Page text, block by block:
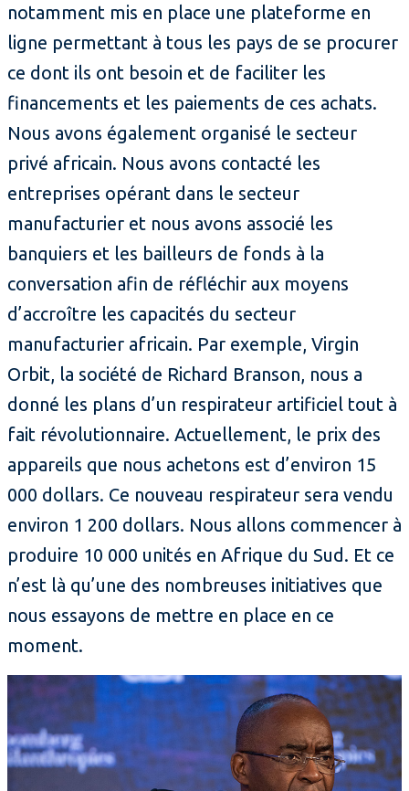
notamment mis en place une plateforme en
ligne permettant à tous les pays de se procurer
ce dont ils ont besoin et de faciliter les
financements et les paiements de ces achats.
Nous avons également organisé le secteur
privé africain. Nous avons contacté les
entreprises opérant dans le secteur
manufacturier et nous avons associé les
banquiers et les bailleurs de fonds à la
conversation afin de réfléchir aux moyens
d’accroître les capacités du secteur
manufacturier africain. Par exemple, Virgin
Orbit, la société de Richard Branson, nous a
donné les plans d’un respirateur artificiel tout à
fait révolutionnaire. Actuellement, le prix des
appareils que nous achetons est d’environ 15
000 dollars. Ce nouveau respirateur sera vendu
environ 1 200 dollars. Nous allons commencer à
produire 10 000 unités en Afrique du Sud. Et ce
n’est là qu’une des nombreuses initiatives que
nous essayons de mettre en place en ce
moment.